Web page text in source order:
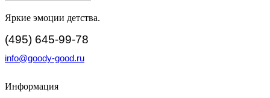
Яркие эмоции детства.
(495) 645-99-78
info@goody-good.ru
Информация